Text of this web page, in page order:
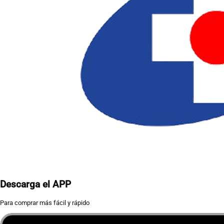
Descarga el APP
Para comprar más fácil y rápido